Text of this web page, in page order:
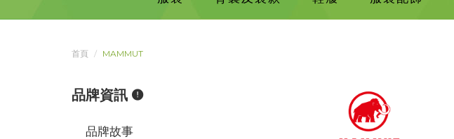
首頁 MAMMUT
品牌資訊
品牌故事